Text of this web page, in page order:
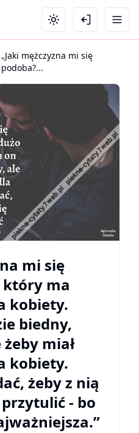
„Jaki mężczyzna mi się
podoba?...
mi się
który ma
kobiety.
biedny,
miał
kobiety.
żeby z nią
- bo